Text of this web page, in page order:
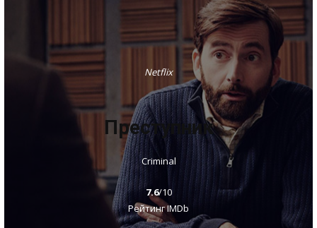
Netflix
Преступник
Criminal
7.6/10
Рейтинг IMDb